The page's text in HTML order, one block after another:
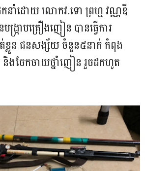
នាំដោយ លោកវ.ទោ ព្រហ្ម វណ្ណឌី
ក្រាបគ្រឿងញៀន បានធ្វើការ
ត់ខ្លួន ជន​សង្ស័យ ចំនួន៥នាក់ កំពុង
និងចែកចាយថ្នាំញៀន រួចដកហូត